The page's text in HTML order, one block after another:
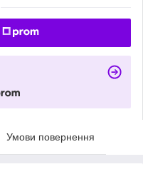
Умови повернення